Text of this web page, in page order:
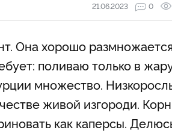
21.06.2023
0
Она хорошо
поливаю только в
множество.
живой изгороди.
как каперсы.